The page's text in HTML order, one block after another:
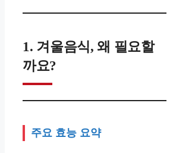
1. 겨울음식, 왜 필요할
까요?
주요 효능 요약